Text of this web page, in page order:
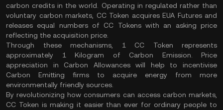
carbon credits in the world. Operating in regulated rather than
voluntary carbon markets, CC Token acquires EUA Futures and
releases equal numbers of CC Tokens with an asking price
reflecting the acquisition price.
Through these mechanisms, 1 CC Token represents
approximately 1 Kilogram of Carbon Emission. Price
appreciation in Carbon Allowances will help to incentivise
Carbon Emitting firms to acquire energy from more
environmentally friendly sources.
By revolutionizing how consumers can access carbon markets,
CC Token is making it easier than ever for ordinary people to